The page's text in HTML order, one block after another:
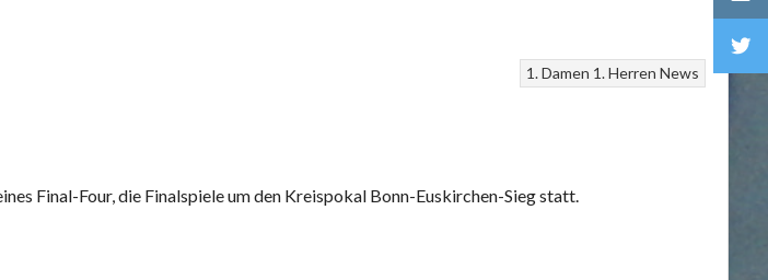
1. Damen 1. Herren News
Final-Four, die Finalspiele um den Kreispokal Bonn-Euskirchen-Sieg statt.